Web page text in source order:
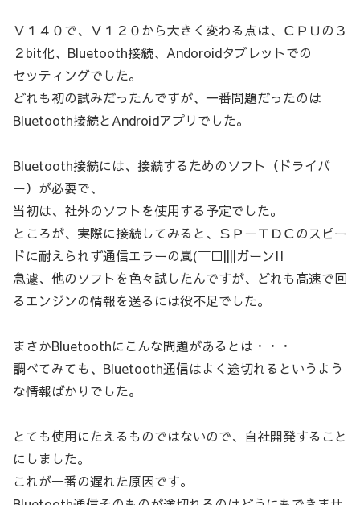
Ｖ１４０で、Ｖ１２０から大きく変わる点は、ＣＰＵの３
２bit化、Bluetooth接続、Andoroidタブレットでの
セッティングでした。
どれも初の試みだったんですが、一番問題だったのは
Bluetooth接続とAndroidアプリでした。
Bluetooth接続には、接続するためのソフト（ドライバ
ー）が必要で、
当初は、社外のソフトを使用する予定でした。
ところが、実際に接続してみると、ＳＰ－ＴＤＣのスピー
ドに耐えられず通信エラーの嵐(￣□||||ガーン!!
急遽、他のソフトを色々試したんですが、どれも高速で回
るエンジンの情報を送るには役不足でした。
まさかBluetoothにこんな問題があるとは・・・
調べてみても、Bluetooth通信はよく途切れるというよう
な情報ばかりでした。
とても使用にたえるものではないので、自社開発すること
にしました。
これが一番の遅れた原因です。